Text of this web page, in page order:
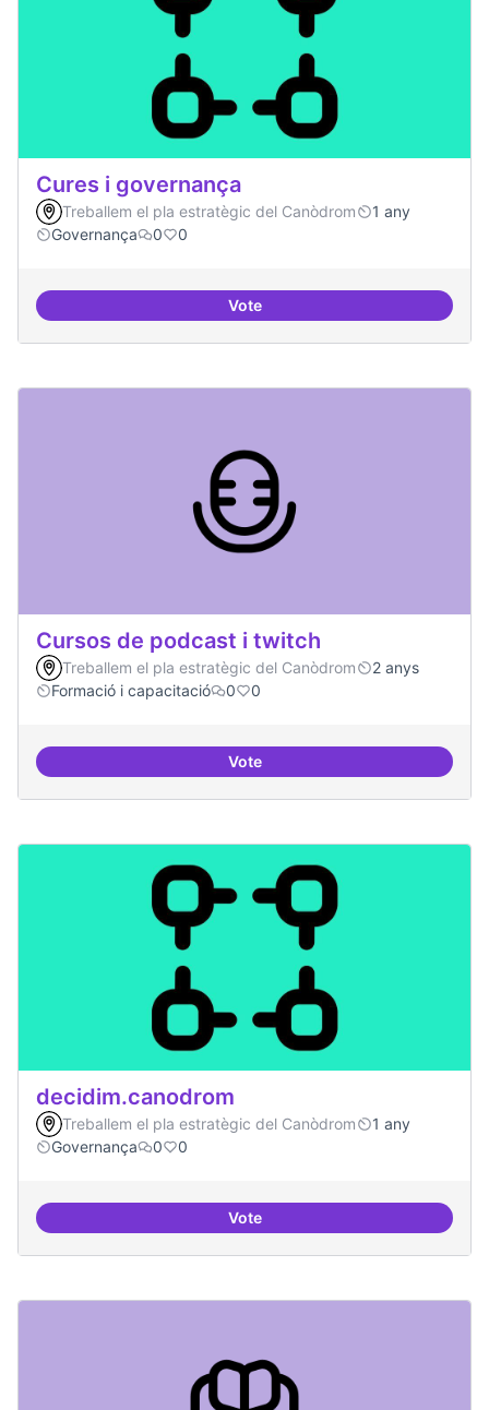
Cures i governança
Treballem el pla estratègic del Canòdrom
1 any
Governança
0 0
VoteCures i governança
Cursos de podcast i twitch
Treballem el pla estratègic del Canòdrom
2 anys
Formació i capacitació
0 0
VoteCursos de podcast i twitch
decidim.canodrom
Treballem el pla estratègic del Canòdrom
1 any
Governança
0 0
Votedecidim.canodrom